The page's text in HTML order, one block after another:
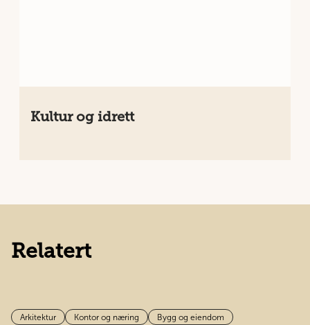
Kultur og idrett
Relatert
Arkitektur Kontor og næring Bygg og eiendom